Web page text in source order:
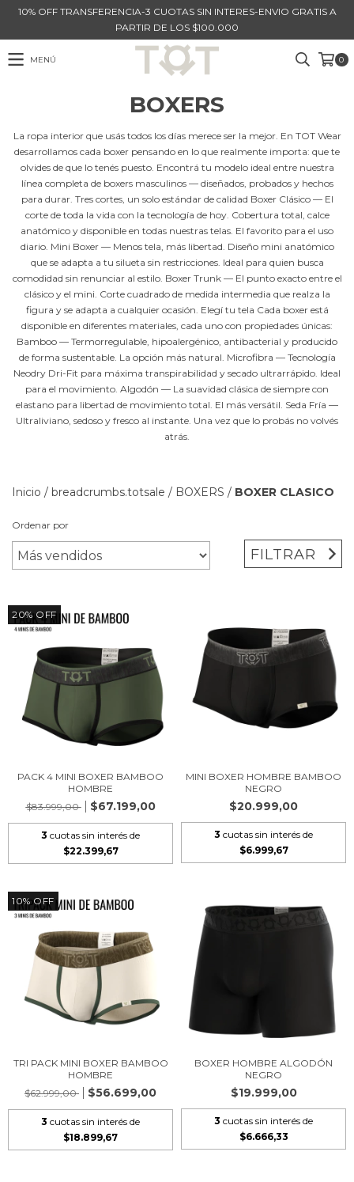
10% OFF TRANSFERENCIA-3 CUOTAS SIN INTERES-ENVIO GRATIS A
PARTIR DE LOS $100.000
MENÚ 0
BOXERS
La ropa interior que usás todos los días merece ser la mejor. En TOT Wear
desarrollamos cada boxer pensando en lo que realmente importa: que te
olvides de que lo tenés puesto. Encontrá tu modelo ideal entre nuestra
línea completa de boxers masculinos — diseñados, probados y hechos
para durar. Tres cortes, un solo estándar de calidad Boxer Clásico — El
corte de toda la vida con la tecnología de hoy. Cobertura total, calce
anatómico y disponible en todas nuestras telas. El favorito para el uso
diario. Mini Boxer — Menos tela, más libertad. Diseño mini anatómico
que se adapta a tu silueta sin restricciones. Ideal para quien busca
comodidad sin renunciar al estilo. Boxer Trunk — El punto exacto entre el
clásico y el mini. Corte cuadrado de medida intermedia que realza la
figura y se adapta a cualquier ocasión. Elegí tu tela Cada boxer está
disponible en diferentes materiales, cada uno con propiedades únicas:
Bamboo — Termorregulable, hipoalergénico, antibacterial y producido
de forma sustentable. La opción más natural. Microfibra — Tecnología
Neodry Dri-Fit para máxima transpirabilidad y secado ultrarrápido. Ideal
para el movimiento. Algodón — La suavidad clásica de siempre con
elastano para libertad de movimiento total. El más versátil. Seda Fría —
Ultraliviano, sedoso y fresco al instante. Una vez que lo probás no volvés
atrás.
Inicio / breadcrumbs.totsale / BOXERS / BOXER CLASICO
Ordenar por
FILTRAR
20%OFF
PACK 4 MINI BOXER BAMBOO
HOMBRE
$83.999,00
$67.199,00
3 cuotas sin interés de
$22.399,67
MINI BOXER HOMBRE BAMBOO
NEGRO
$20.999,00
3 cuotas sin interés de
$6.999,67
10%OFF
TRI PACK MINI BOXER BAMBOO
HOMBRE
$62.999,00
$56.699,00
3 cuotas sin interés de
$18.899,67
BOXER HOMBRE ALGODÓN
NEGRO
$19.999,00
3 cuotas sin interés de
$6.666,33